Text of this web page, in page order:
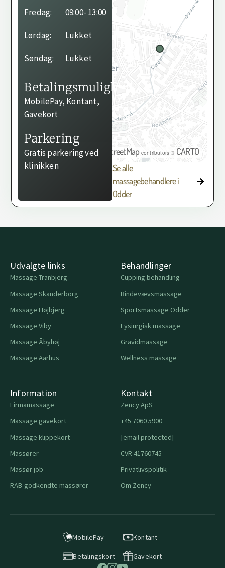
Fredag: 09:00- 13:00
Lørdag: Lukket
Søndag: Lukket
Betalingsmuligheder
MobilePay, Kontant,
Gavekort
Parkering
Gratis parkering ved
klinikken
©OpenStreetMapcontributors © CARTO
Se alle
massagebehandlere i
Odder
Udvalgte links
Massage Tranbjerg
Massage Skanderborg
Massage Højbjerg
Massage Viby
Massage Åbyhøj
Massage Aarhus
Behandlinger
Cupping behandling
Bindevævsmassage
Sportsmassage Odder
Fysiurgisk massage
Gravidmassage
Wellness massage
Information
Firmamassage
Massage gavekort
Massage klippekort
Massører
Massør job
RAB-godkendte massører
Kontakt
Zency ApS
+45 7060 5900
[email protected]
CVR 41760745
Privatlivspolitik
Om Zency
MobilePay Kontant
Betalingskort Gavekort